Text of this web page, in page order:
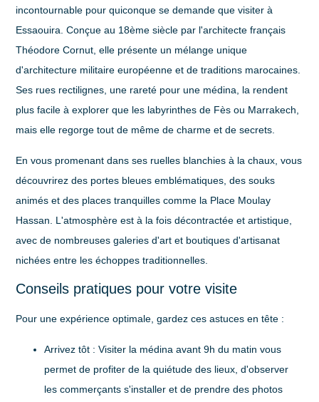
incontournable pour quiconque se demandeque visiter à
Essaouira. Conçue au 18ème siècle par l'architecte français
Théodore Cornut, elle présente un mélange unique
d'architecture militaire européenne et de traditions marocaines.
Ses rues rectilignes, une rareté pour une médina, la rendent
plus facile à explorer que les labyrinthes de Fès ou Marrakech,
mais elle regorge tout de même de charme et de secrets.
En vous promenant dans ses ruelles blanchies à la chaux, vous
découvrirez des portes bleues emblématiques, des souks
animés et des places tranquilles comme la Place Moulay
Hassan. L'atmosphère est à la fois décontractée et artistique,
avec de nombreuses galeries d'art et boutiques d'artisanat
nichées entre les échoppes traditionnelles.
Conseils pratiques pour votre visite
Pour une expérience optimale, gardez ces astuces en tête :
Arrivez tôt : Visiter la médina avant 9h du matin vous
permet de profiter de la quiétude des lieux, d'observer
les commerçants s'installer et de prendre des photos